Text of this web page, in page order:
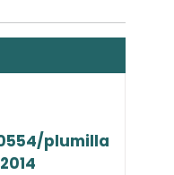
plumilla